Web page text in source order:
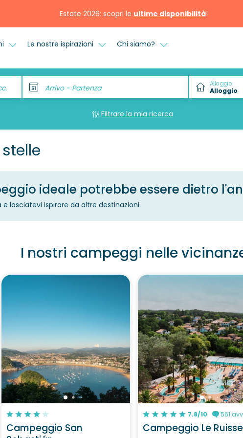
Estate 2026: scopri le ultime disponibilità!
Le nostre ispirazioni Chi siamo?
Arrivo - Partenza Alloggio
Filtrare la mia ricerca
ideale potrebbe essere dietro
lasciatevi ispirare da altre destinazioni.
I nostri campeggi nelle
Campeggio San
7.8/10 561
Campeggio Le